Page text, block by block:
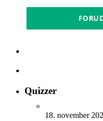
Quizzer
18. november